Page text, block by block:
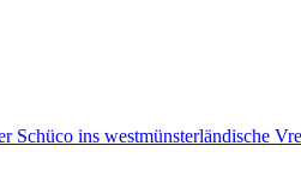
Schüco ins westmünsterländische